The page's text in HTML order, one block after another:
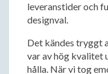
leveranstider och
designval.
Det kändes tryggt
var av hög kvalitet
hålla. När vi tog